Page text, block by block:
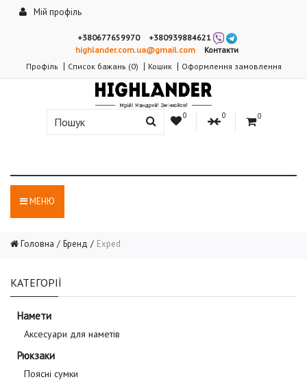
Мій профіль
+380677659970
+380939884621
highlander.com.ua@gmail.com
Контакти
Профіль
Список бажань (0) Кошик Оформлення замовлення
0 0 0
МЕНЮ
Головна Бренд Exped
КАТЕГОРІЇ
Намети
Аксесуари для наметів
Рюкзаки
Поясні сумки